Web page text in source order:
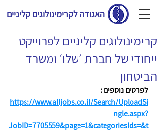
האגודה לקרימינולוגים קליניים
קרימינולוגים קליניים לפרוייקט
ייחודי של חברת ׳שלו׳ ומשרד
הביטחון
לפרטים נוספים :
https://www.alljobs.co.il/Search/UploadSi
ngle.aspx?
JobID=7705559&page=1&categoriesIds=&t